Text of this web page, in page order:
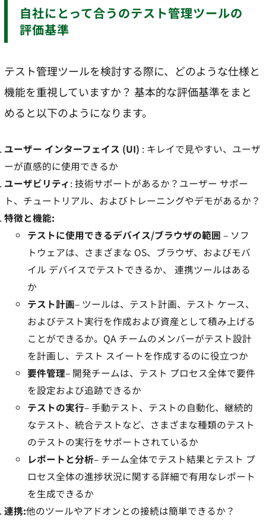
自社にとって合うのテスト管理ツールの
評価基準
テスト管理ツールを検討する際に、どのような仕様と
機能を重視していますか？ 基本的な評価基準をまと
めると以下のようになります。
ユーザー インターフェイス (UI) : キレイで見やすい、ユーザ
ーが直感的に使用できるか
ユーザビリティ: 技術サポートがあるか？ユーザー サポー
ト、チュートリアル、およびトレーニングやデモがあるか？
特徴と機能:
テストに使用できるデバイス/ブラウザの範囲 – ソフ
トウェアは、さまざまな OS、ブラウザ、およびモバ
イル デバイスでテストできるか、 連携ツールはある
か
テスト計画– ツールは、テスト計画、テスト ケース、
およびテスト実行を作成および資産として積み上げる
ことができるか。QA チームのメンバーがテスト設計
を計画し、テスト スイートを作成するのに役立つか
要件管理– 開発チームは、テスト プロセス全体で要件
を設定および追跡できるか
テストの実行– 手動テスト、テストの自動化、継続的
なテスト、統合テストなど、さまざまな種類のテスト
のテストの実行をサポートされているか
レポートと分析– チーム全体でテスト結果とテスト プ
ロセス全体の進捗状況に関する詳細で有用なレポート
を生成できるか
連携:他のツールやアドオンとの接続は簡単できるか？